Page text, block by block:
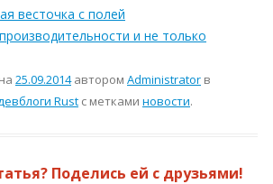
весточка с полей
и не только
25.09.2014автором Administrator в
Rust с метками новости.
Поделись ей с друзьями!